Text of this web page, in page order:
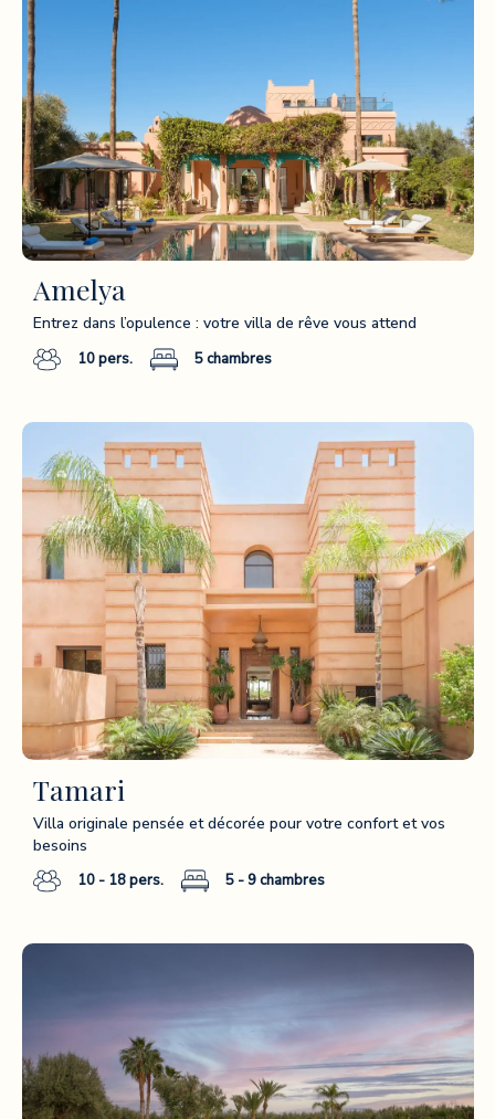
Amelya
Entrez dans l’opulence : votre villa de rêve vous attend
10pers. 5chambres
Tamari
Villa originale pensée et décorée pour votre confort et vos
besoins
10 - 18pers. 5 - 9chambres